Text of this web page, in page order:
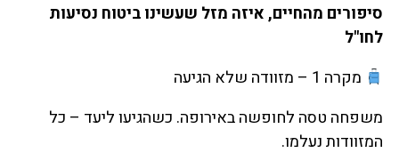
סיפורים מהחיים, איזה מזל שעשינו ביטוח נסיעות
לחו"ל
מקרה 1 – מזוודה שלא הגיעה
משפחה טסה לחופשה באירופה. כשהגיעו ליעד – כל
המזוודות נעלמו.